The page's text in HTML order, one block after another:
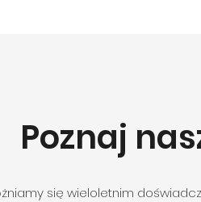
Poznaj
się wieloletnim